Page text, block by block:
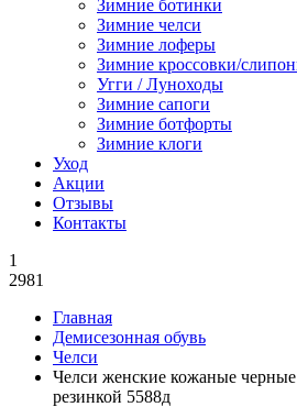
Зимние ботинки
Зимние челси
Зимние лоферы
Зимние кроссовки/
Угги / Луноходы
Зимние сапоги
Зимние ботфорты
Зимние клоги
Уход
Акции
Отзывы
Контакты
1
2981
Главная
Демисезонная обувь
Челси
Челси женские кожаные
резинкой 5588д